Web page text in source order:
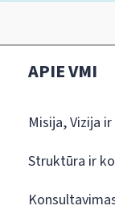
APIE VMI
Misija, Vizija
Struktūra ir